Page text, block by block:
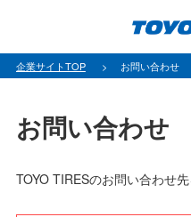
企業サイトTOP お問い合わせ
お問い合わせ
TOYO TIRESのお問い合わせ先